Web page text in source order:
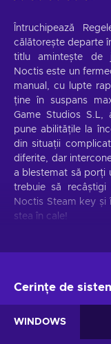
Întruchipează
călătorește departe
titlu amintește de
Noctis este un
manual, cu lupte
ține în suspans
Game Studios S.L,
pune abilitățile la
din situații
diferite, dar
a blestemat să porți
trebuie să
Noctis Steam key și
stea în cale!
veșnic cu Regina
după recenta sa
merită cu siguranță
Cerințe de
WINDOWS